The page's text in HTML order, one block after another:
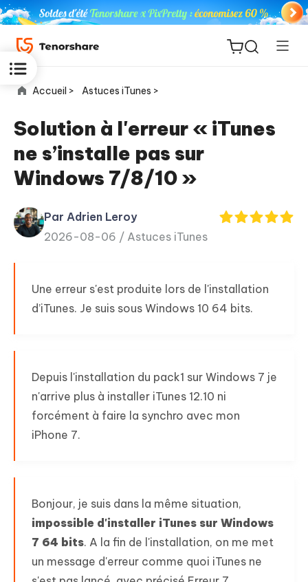
ReiBoot
for iOS
PDNob
PDF
New
iAnyGo
Accueil > Astuces iTunes >
Solution à l'erreur « iTunes
ne s’installe pas sur
Windows 7/8/10 »
Par Adrien Leroy
2026-08-06 / Astuces iTunes
Une erreur s'est produite lors de l'installation
d’iTunes. Je suis sous Windows 10 64 bits.
Depuis l'installation du pack1 sur Windows 7 je
n'arrive plus à installer iTunes 12.10 ni
forcément à faire la synchro avec mon
iPhone 7.
Bonjour, je suis dans la même situation,
impossible d'installer iTunes sur Windows
7 64 bits. A la fin de l'installation, on me met
un message d'erreur comme quoi iTunes ne